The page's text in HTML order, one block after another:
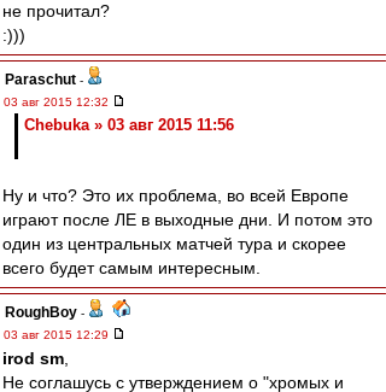
не прочитал?
:)))
Paraschut -
03 авг 2015 12:32
Chebuka » 03 авг 2015 11:56
Ну и что? Это их проблема, во всей Европе
играют после ЛЕ в выходные дни. И потом это
один из центральных матчей тура и скорее
всего будет самым интересным.
RoughBoy -
03 авг 2015 12:29
irod sm
Не соглашусь с утверждением о "хромых и